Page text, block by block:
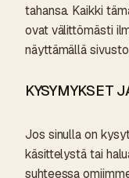
tahansa. Kaikki
ovat välittömästi
näyttämällä
KYSYMYKSET
Jos sinulla on
käsittelystä tai
suhteessa